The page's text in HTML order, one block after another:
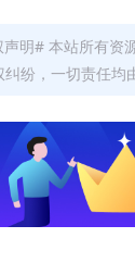
明# 本站所有资
纠纷，一切责任均